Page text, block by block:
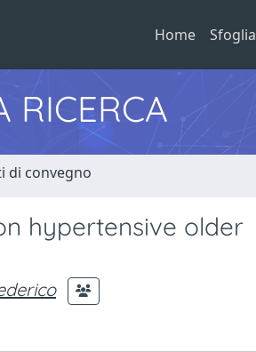
Home Sfoglia
RICERCA
di convegno
hypertensive older